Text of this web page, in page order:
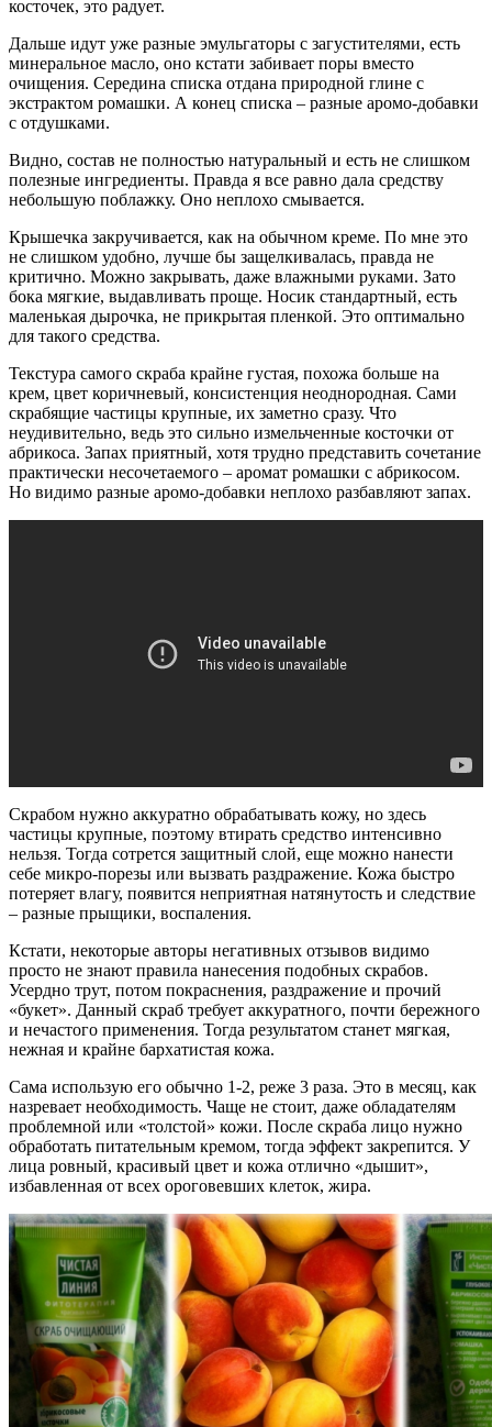
косточек, это радует.
Дальше идут уже разные эмульгаторы с загустителями, есть
минеральное масло, оно кстати забивает поры вместо
очищения. Середина списка отдана природной глине с
экстрактом ромашки. А конец списка – разные аромо-добавки
с отдушками.
Видно, состав не полностью натуральный и есть не слишком
полезные ингредиенты. Правда я все равно дала средству
небольшую поблажку. Оно неплохо смывается.
Крышечка закручивается, как на обычном креме. По мне это
не слишком удобно, лучше бы защелкивалась, правда не
критично. Можно закрывать, даже влажными руками. Зато
бока мягкие, выдавливать проще. Носик стандартный, есть
маленькая дырочка, не прикрытая пленкой. Это оптимально
для такого средства.
Текстура самого скраба крайне густая, похожа больше на
крем, цвет коричневый, консистенция неоднородная. Сами
скрабящие частицы крупные, их заметно сразу. Что
неудивительно, ведь это сильно измельченные косточки от
абрикоса. Запах приятный, хотя трудно представить сочетание
практически несочетаемого – аромат ромашки с абрикосом.
Но видимо разные аромо-добавки неплохо разбавляют запах.
Скрабом нужно аккуратно обрабатывать кожу, но здесь
частицы крупные, поэтому втирать средство интенсивно
нельзя. Тогда сотрется защитный слой, еще можно нанести
себе микро-порезы или вызвать раздражение. Кожа быстро
потеряет влагу, появится неприятная натянутость и следствие
– разные прыщики, воспаления.
Кстати, некоторые авторы негативных отзывов видимо
просто не знают правила нанесения подобных скрабов.
Усердно трут, потом покраснения, раздражение и прочий
«букет». Данный скраб требует аккуратного, почти бережного
и нечастого применения. Тогда результатом станет мягкая,
нежная и крайне бархатистая кожа.
Сама использую его обычно 1-2, реже 3 раза. Это в месяц, как
назревает необходимость. Чаще не стоит, даже обладателям
проблемной или «толстой» кожи. После скраба лицо нужно
обработать питательным кремом, тогда эффект закрепится. У
лица ровный, красивый цвет и кожа отлично «дышит»,
избавленная от всех ороговевших клеток, жира.